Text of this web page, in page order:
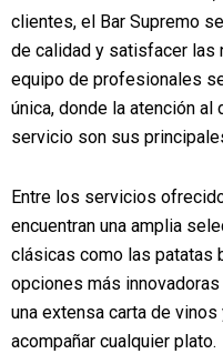
clientes, el Bar Supremo
de calidad y satisfacer las
equipo de profesionales
única, donde la atención
servicio son sus
Entre los servicios
encuentran una amplia
clásicas como las patatas
opciones más
una extensa carta de
acompañar cualquier plato.